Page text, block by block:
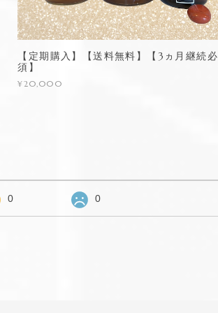
【定期購入】【送料無料】【3ヵ月継続必
須】
¥20,000
0 0